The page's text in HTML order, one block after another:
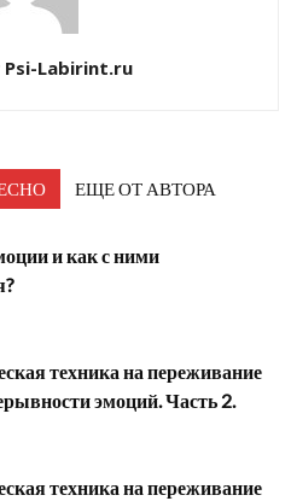
Psi-Labirint.ru
ЕЩЕ ОТ АВТОРА
и как с ними
техника на переживание
эмоций. Часть 2.
техника на переживание